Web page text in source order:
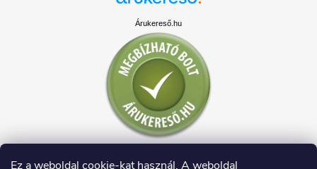
Ez a weboldal cookie-kat használ. A weboldal
Árukereső.hu